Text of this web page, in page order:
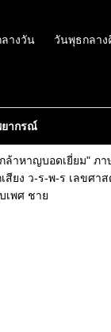
างวัน วันพุธกลา
ยากรณ์
ล้าหาญบอดเยี่ยม" ภา
สียง ว-ร-พ-ร เลขศา
เพศ ชาย